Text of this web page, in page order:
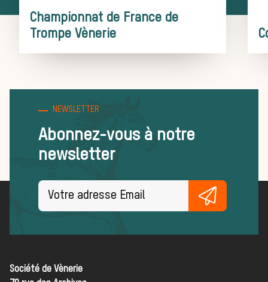
la
Championnat de France de
Trompe Vènerie
NEWSLETTER
Abonnez-vous à notre
newsletter
Société de Vènerie